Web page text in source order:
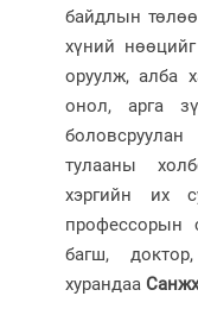
байдлын
хүний
оруулж, алба
онол, арга
тулааны
хэргийн их
профессорын
багш,
хурандаа